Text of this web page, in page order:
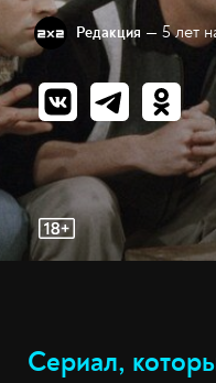
Редакция — 5 лет
Сериал,